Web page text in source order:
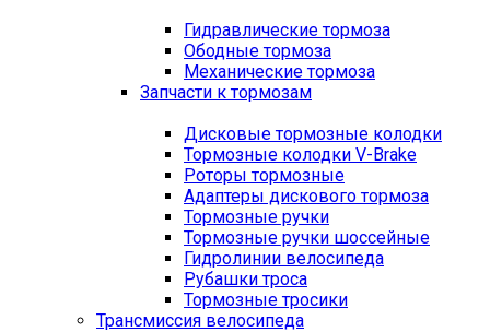
Гидравлические тормоза
Ободные тормоза
Механические тормоза
Запчасти к тормозам
Дисковые тормозные колодки
Тормозные колодки V-Brake
Роторы тормозные
Адаптеры дискового тормоза
Тормозные ручки
Тормозные ручки шоссейные
Гидролинии велосипеда
Рубашки троса
Тормозные тросики
Трансмиссия велосипеда